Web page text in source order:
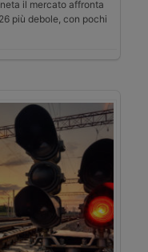
il mercato affronta
più debole, con pochi